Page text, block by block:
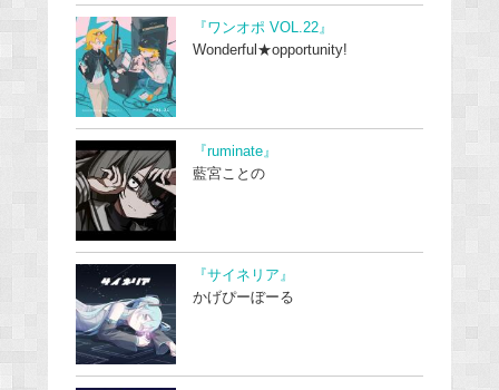
『ワンオポ VOL.22』
Wonderful★opportunity!
『ruminate』
藍宮ことの
『サイネリア』
かげぴーぼーる